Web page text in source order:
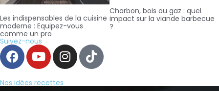
Les indispensables de la cuisine
moderne : Equipez-vous
comme un pro
Charbon, bois ou gaz : quel
impact sur la viande barbecue
?
Suivez-nous
Nos idées recettes